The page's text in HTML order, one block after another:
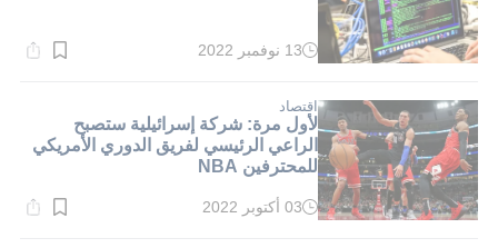
وقت
دقيقة.
13 نوفمبر 2022
اقتصاد
لأول مرة: شركة إسرائيلية ستصبح
الراعي الرئيسي لفريق الدوري الأمريكي
للمحترفين NBA
وقت
03 أكتوبر 2022